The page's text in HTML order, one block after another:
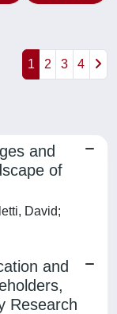
1 2 3 4
and
of
David;
and
Research